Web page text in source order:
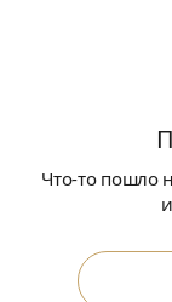
Что-то пошло